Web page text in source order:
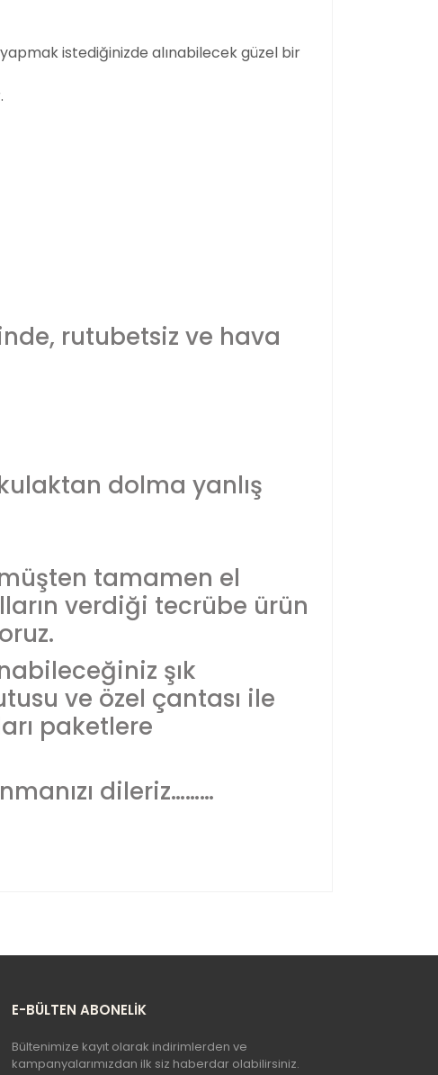
istediğinizde alınabilecek güzel bir
rutubetsiz ve hava
dolma yanlış
tamamen el
verdiği tecrübe ürün
şık
ve özel çantası ile
paketlere
dileriz………
E-BÜLTEN ABONELİK
Bültenimize kayıt olarak indirimlerden ve
kampanyalarımızdan ilk siz haberdar olabilirsiniz.